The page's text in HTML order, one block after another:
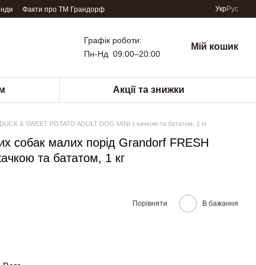
Факти про TM Грандорф УкрРус
Графік роботи:
Пн-Нд 09:00–20:00
Мій кошик
Акції та знижки
& SWEET POTATO ADULT DOG MINI з качкою та бататом, 1 кг
собак малих порід Grandorf FRESH
та бататом, 1 кг
Порівняти В бажання